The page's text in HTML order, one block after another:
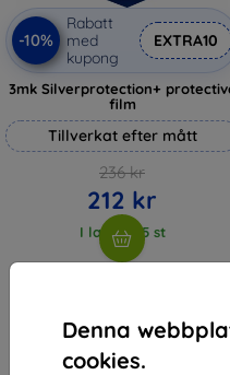
Denna
cookies.
-10%
Rabatt
med
kupong
EXTRA10
3mk Silverprotection+
film
Tillverkat efter mått
236 kr
212 kr
I lager > 5 st
av totalt4.